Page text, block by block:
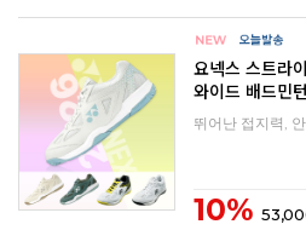
요넥스 스트라
와이드 배드민
뛰어난 접지력,
10%